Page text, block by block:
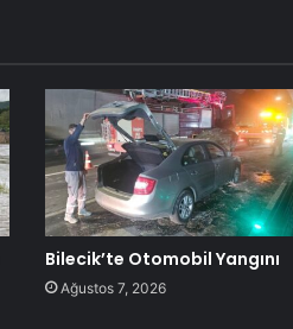
Bilecik’te Otomobil Yangını
Ağustos 7, 2026